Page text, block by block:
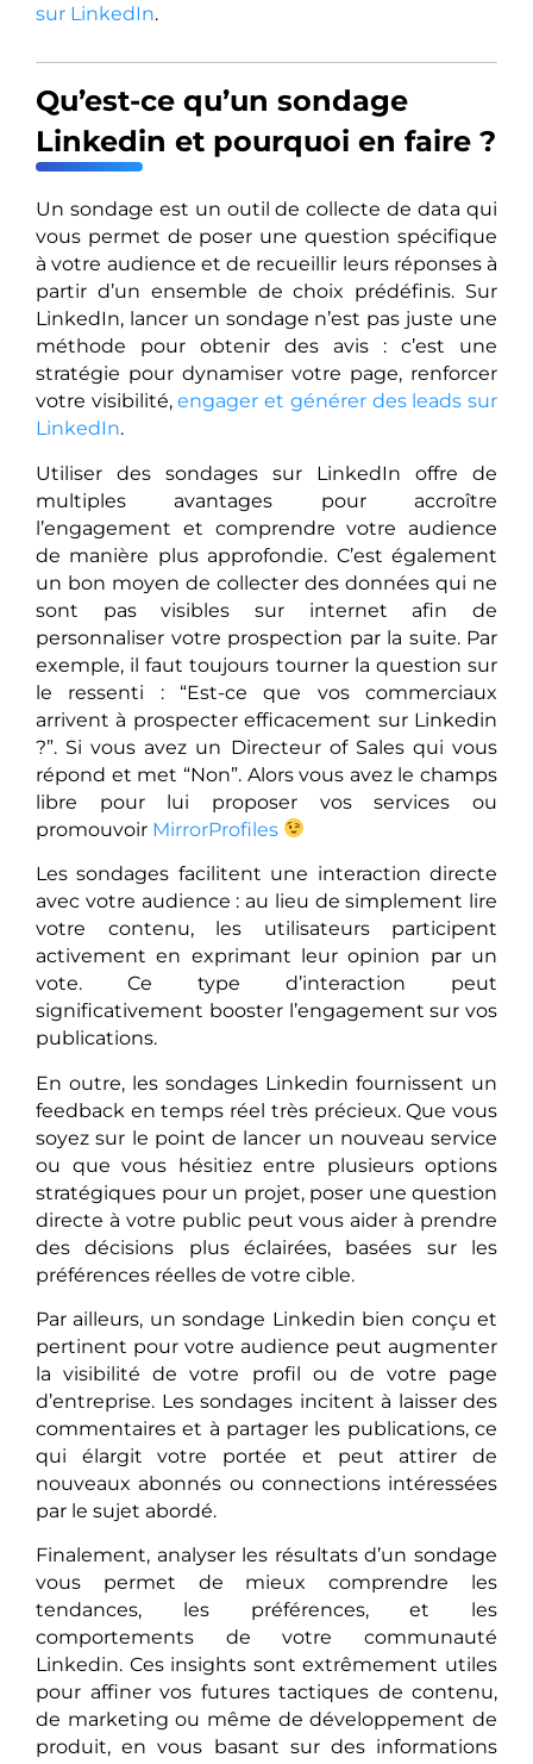
sur LinkedIn.
Qu’est-ce qu’un sondage
Linkedin et pourquoi en faire ?
Un sondage est un outil de collecte de data qui
vous permet de poser une question spécifique
à votre audience et de recueillir leurs réponses à
partir d’un ensemble de choix prédéfinis. Sur
LinkedIn, lancer un sondage n’est pas juste une
méthode pour obtenir des avis : c’est une
stratégie pour dynamiser votre page, renforcer
votre visibilité,engager et générer des leads sur
LinkedIn.
Utiliser des sondages sur LinkedIn offre de
multiples avantages pour accroître
l’engagement et comprendre votre audience
de manière plus approfondie. C’est également
un bon moyen de collecter des données qui ne
sont pas visibles sur internet afin de
personnaliser votre prospection par la suite. Par
exemple, il faut toujours tourner la question sur
le ressenti : “Est-ce que vos commerciaux
arrivent à prospecter efficacement sur Linkedin
?”. Si vous avez un Directeur of Sales qui vous
répond et met “Non”. Alors vous avez le champs
libre pour lui proposer vos services ou
promouvoir MirrorProfiles
Les sondages facilitent une interaction directe
avec votre audience : au lieu de simplement lire
votre contenu, les utilisateurs participent
activement en exprimant leur opinion par un
vote. Ce type d’interaction peut
significativement booster l’engagement sur vos
publications.
En outre, les sondages Linkedin fournissent un
feedback en temps réel très précieux. Que vous
soyez sur le point de lancer un nouveau service
ou que vous hésitiez entre plusieurs options
stratégiques pour un projet, poser une question
directe à votre public peut vous aider à prendre
des décisions plus éclairées, basées sur les
préférences réelles de votre cible.
Par ailleurs, un sondage Linkedin bien conçu et
pertinent pour votre audience peut augmenter
la visibilité de votre profil ou de votre page
d’entreprise. Les sondages incitent à laisser des
commentaires et à partager les publications, ce
qui élargit votre portée et peut attirer de
nouveaux abonnés ou connections intéressées
par le sujet abordé.
Finalement, analyser les résultats d’un sondage
vous permet de mieux comprendre les
tendances, les préférences, et les
comportements de votre communauté
Linkedin. Ces insights sont extrêmement utiles
pour affiner vos futures tactiques de contenu,
de marketing ou même de développement de
produit, en vous basant sur des informations